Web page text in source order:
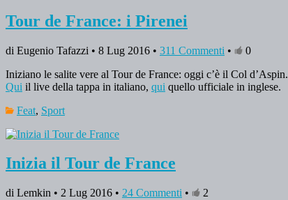
Tour de France: i Pirenei
di Eugenio Tafazzi • 8 Lug 2016 • 311 Commenti •
0
Iniziano le salite vere al Tour de France: oggi c’è il Col d’Aspin.
Qui il live della tappa in italiano, qui quello ufficiale in inglese.
Feat, Sport
Inizia il Tour de France
di Lemkin • 2 Lug 2016 • 24 Commenti •
2